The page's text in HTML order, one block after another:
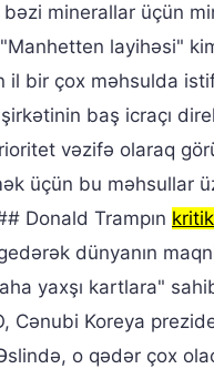
minerallar üçün
layihəsi"
bir çox məhsulda
baş icraçı
vəzifə olaraq
üçün bu məhsullar
Donald Trampın
dünyanın
yaxşı kartlara"
Cənubi Koreya
o qədər çox